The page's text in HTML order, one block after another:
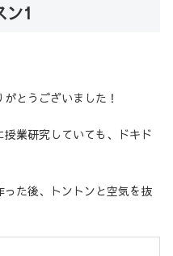
1
とうございました！
業研究していても、ドキド
た後、トントンと空気を抜